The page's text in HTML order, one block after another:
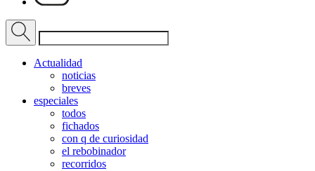
Actualidad
noticias
breves
especiales
todos
fichados
con q de curiosidad
el rebobinador
recorridos